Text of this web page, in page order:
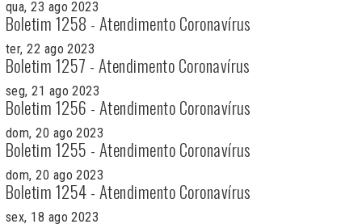
qua, 23 ago 2023
Boletim 1258 - Atendimento Coronavírus
ter, 22 ago 2023
Boletim 1257 - Atendimento Coronavírus
seg, 21 ago 2023
Boletim 1256 - Atendimento Coronavírus
dom, 20 ago 2023
Boletim 1255 - Atendimento Coronavírus
dom, 20 ago 2023
Boletim 1254 - Atendimento Coronavírus
sex, 18 ago 2023